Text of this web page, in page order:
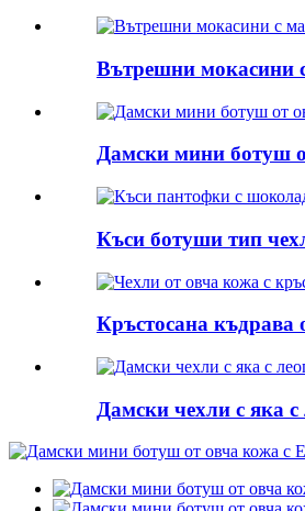
Вътрешни мокасини
Дамски мини ботуш
Къси ботуши тип
Кръстосана къдрава
Дамски чехли с яка с